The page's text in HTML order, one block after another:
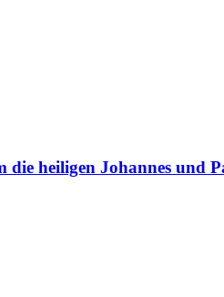
die heiligen Johannes und